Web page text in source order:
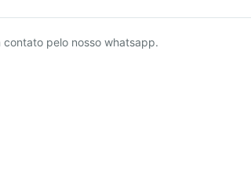
pelo nosso whatsapp.